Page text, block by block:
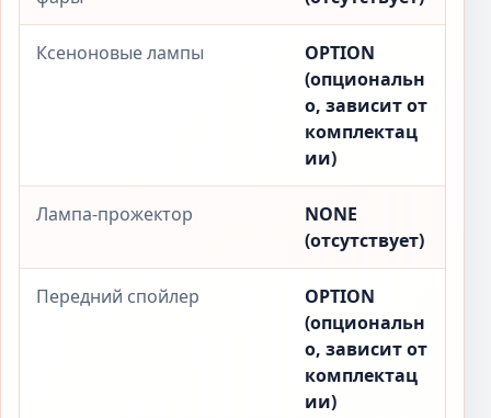
Ксеноновые лампы
OPTION
(опциональн
о, зависит от
комплектац
ии)
Лампа-прожектор
NONE
(отсутствует)
Передний спойлер
OPTION
(опциональн
о, зависит от
комплектац
ии)